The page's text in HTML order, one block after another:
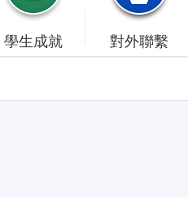
學生成就 對外聯繫